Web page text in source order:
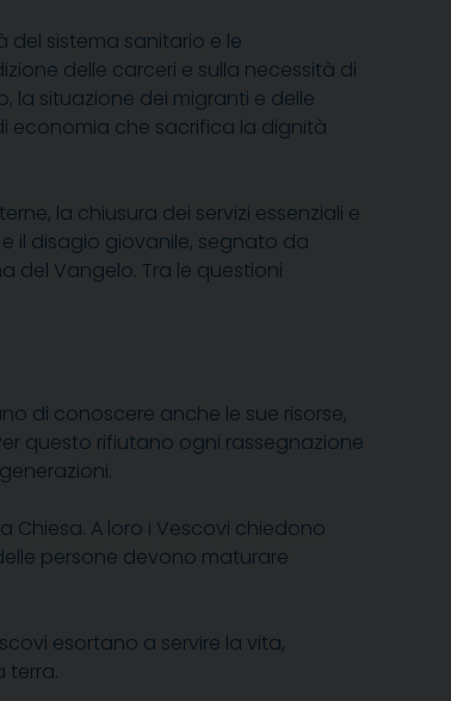
sistema sanitario e le
delle carceri e sulla necessità di
la situazione dei migranti e delle
economia che sacrifica la dignità
la chiusura dei servizi essenziali e
il disagio giovanile, segnato da
del Vangelo. Tra le questioni
di conoscere anche le sue risorse,
questo rifiutano ogni rassegnazione
A loro i Vescovi chiedono
persone devono maturare
esortano a servire la vita,
terra.